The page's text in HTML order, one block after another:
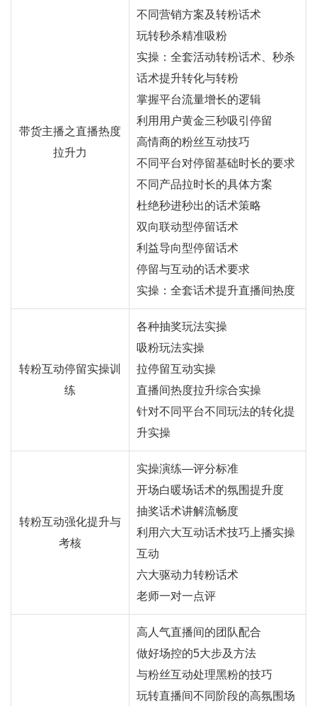
带货主播之直播热度
拉升力
不同营销方案及转粉话术
玩转秒杀精准吸粉
实操：全套活动转粉话术、秒杀
话术提升转化与转粉
掌握平台流量增长的逻辑
利用用户黄金三秒吸引停留
高情商的粉丝互动技巧
不同平台对停留基础时长的要求
不同产品拉时长的具体方案
杜绝秒进秒出的话术策略
双向联动型停留话术
利益导向型停留话术
停留与互动的话术要求
实操：全套话术提升直播间热度
转粉互动停留实操训
练
各种抽奖玩法实操
吸粉玩法实操
拉停留互动实操
直播间热度拉升综合实操
针对不同平台不同玩法的转化提
升实操
转粉互动强化提升与
考核
实操演练—评分标准
开场白暖场话术的氛围提升度
抽奖话术讲解流畅度
利用六大互动话术技巧上播实操
互动
六大驱动力转粉话术
老师一对一点评
高人气直播间的团队配合
做好场控的5大步及方法
与粉丝互动处理黑粉的技巧
玩转直播间不同阶段的高氛围场